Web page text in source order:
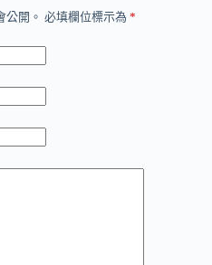
公開。 必填欄位標示為 *